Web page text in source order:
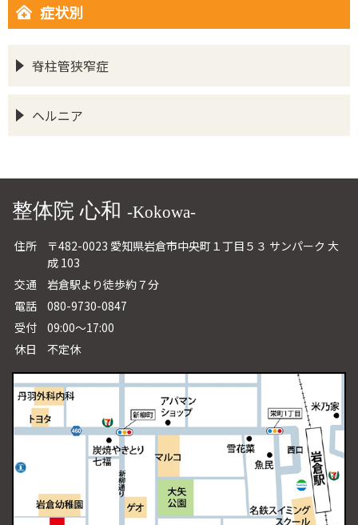
症状別
脊柱管狭窄症
ヘルニア
整体院 心和 -Kokowa-
住所
〒482-0023 愛知県岩倉市中央町１丁目５３ サンパーク 大
成 103
交通
岩倉駅より徒歩約７分
電話
080-9730-0847
受付
09:00～17:00
休日
不定休